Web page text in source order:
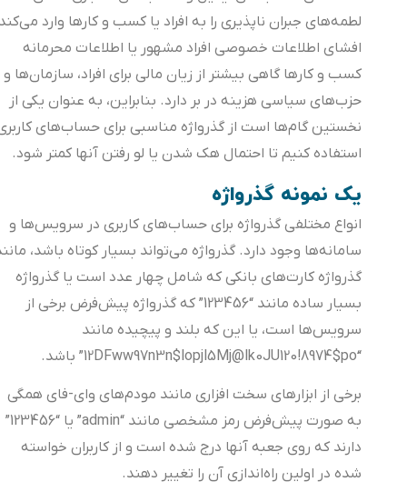
لطمه‌های جبران ناپذیری را به افراد یا کسب و کارها وارد می‌کند.
افشای اطلاعات خصوصی افراد مشهور یا اطلاعات محرمانه
کسب و کارها گاهی بیشتر از زیان مالی برای افراد، سازمان‌ها و
حزب‌های سیاسی هزینه در بر دارد. بنابراین، به عنوان یکی از
نخستین گام‌ها است از گذرواژه‌ مناسبی برای حساب‌های کاربری
استفاده کنیم تا احتمال هک شدن یا لو رفتن آنها کمتر شود.
یک نمونه گذرواژه
انواع مختلفی گذرواژه برای حساب‌های کاربری در سرویس‌ها و
سامانه‌ها وجود دارد. گذرواژه‌ می‌تواند بسیار کوتاه باشد، مانند
گذرواژه کارت‌های بانکی که شامل چهار عدد است یا گذرواژه
بسیار ساده مانند “123456” که گذرواژه پیش‌فرض برخی از
سرویس‌ها است، یا این که بلند و پیچیده مانند
برخی از ابزارهای سخت افزاری مانند مودم‌های وای-فای همگی
به صورت پیش‌فرض رمز مشخصی مانند “admin” یا “123456”
دارند که روی جعبه آنها درج شده است و از کاربران خواسته
شده در اولین راه‌اندازی آن را تغییر دهند.